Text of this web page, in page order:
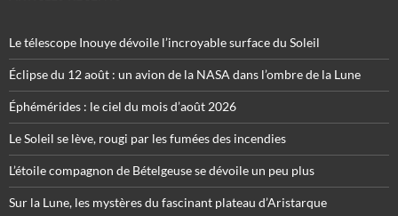
Le télescope Inouye dévoile l’incroyable surface du Soleil
Éclipse du 12 août : un avion de la NASA dans l’ombre de la Lune
Éphémérides : le ciel du mois d’août 2026
Le Soleil se lève, rougi par les fumées des incendies
L’étoile compagnon de Bételgeuse se dévoile un peu plus
Sur la Lune, les mystères du fascinant plateau d’Aristarque